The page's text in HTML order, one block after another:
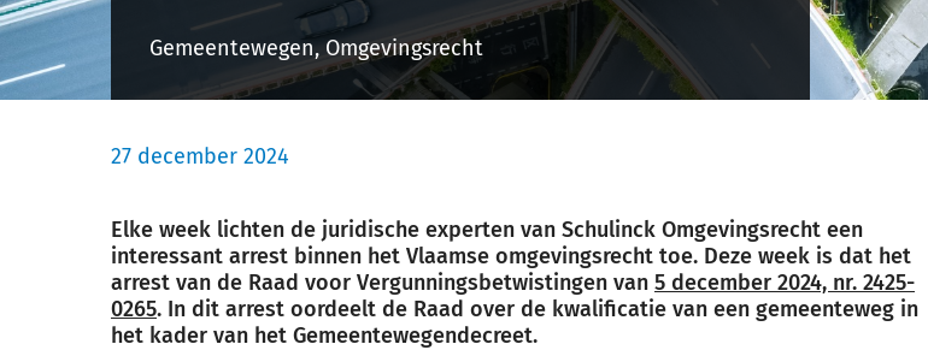
Gemeentewegen, Omgevingsrecht
27 december 2024
Elke week lichten de juridische experten van Schulinck Omgevingsrecht een
interessant arrest binnen het Vlaamse omgevingsrecht toe. Deze week is dat het
arrest van de Raad voor Vergunningsbetwistingen van 5 december 2024, nr. 2425-
0265. In dit arrest oordeelt de Raad over de kwalificatie van een gemeenteweg in
het kader van het Gemeentewegendecreet.